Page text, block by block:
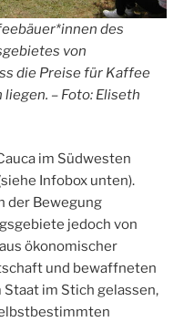
des
von
die Preise für Kaffee
– Foto: Eliseth
im Südwesten
Infobox unten).
der Bewegung
jedoch von
ökonomischer
und bewaffneten
im Stich gelassen,